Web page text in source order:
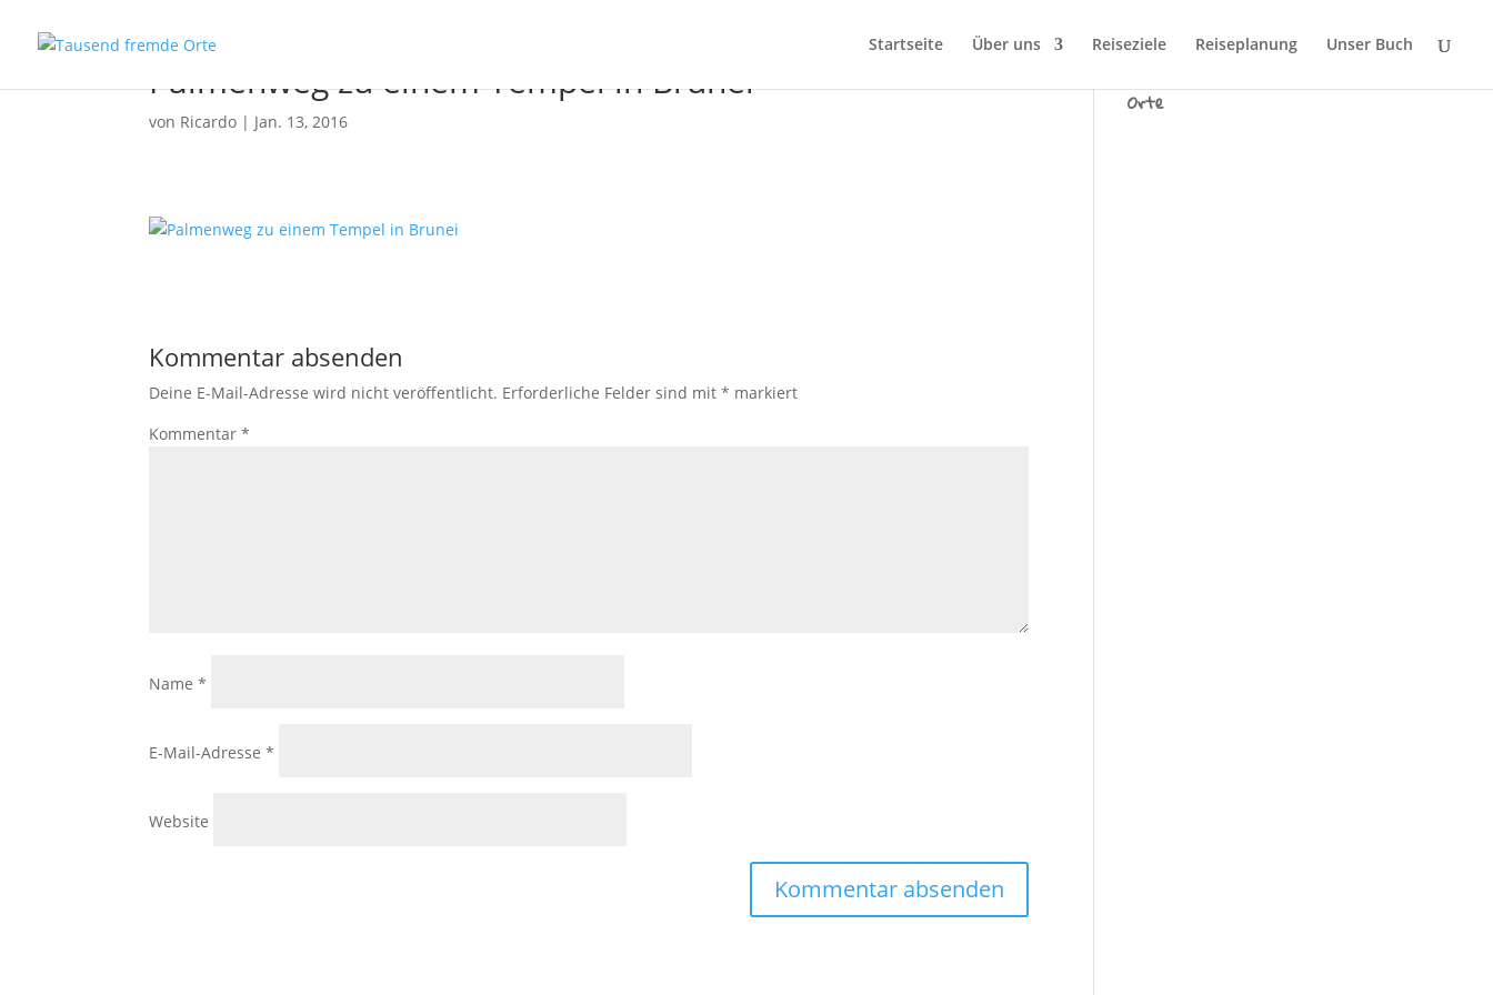
Startseite Über uns Reiseziele Reiseplanung Unser Buch
Palmenweg zu einem Tempel in Brunei
von Ricardo | Jan. 13, 2016
Kommentar absenden
Deine E-Mail-Adresse wird nicht veröffentlicht. Erforderliche Felder sind mit* markiert
Kommentar*
Name*
E-Mail-Adresse*
Website
Orte